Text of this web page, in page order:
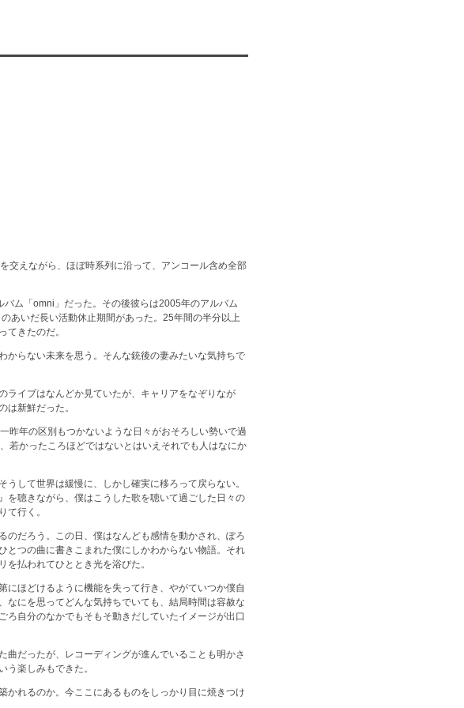
交えながら、ほぼ時系列に沿って、アンコール含め全部
ム「omni」だった。その後彼らは2005年のアルバム
あいだ長い活動休止期間があった。25年間の半分以上
てきたのだ。
からない未来を思う。そんな銃後の妻みたいな気持ちで
ライブはなんどか見ていたが、キャリアをなぞりなが
は新鮮だった。
昨年の区別もつかないような日々がおそろしい勢いで過
若かったころほどではないとはいえそれでも人はなにか
して世界は緩慢に、しかし確実に移ろって戻らない。
を聴きながら、僕はこうした歌を聴いて過ごした日々の
て行く。
のだろう。この日、僕はなんども感情を動かされ、ぽろ
とつの曲に書きこまれた僕にしかわからない物語。それ
払われてひととき光を浴びた。
ほどけるように機能を失って行き、やがていつか僕自
なにを思ってどんな気持ちでいても、結局時間は容赦な
ろ自分のなかでもそもそ動きだしていたイメージが出口
だったが、レコーディングが進んでいることも明かさ
楽しみもできた。
かれるのか。今ここにあるものをしっかり目に焼きつけ